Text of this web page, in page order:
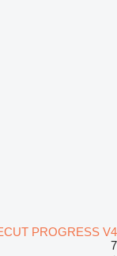
PROGRESS V4
7